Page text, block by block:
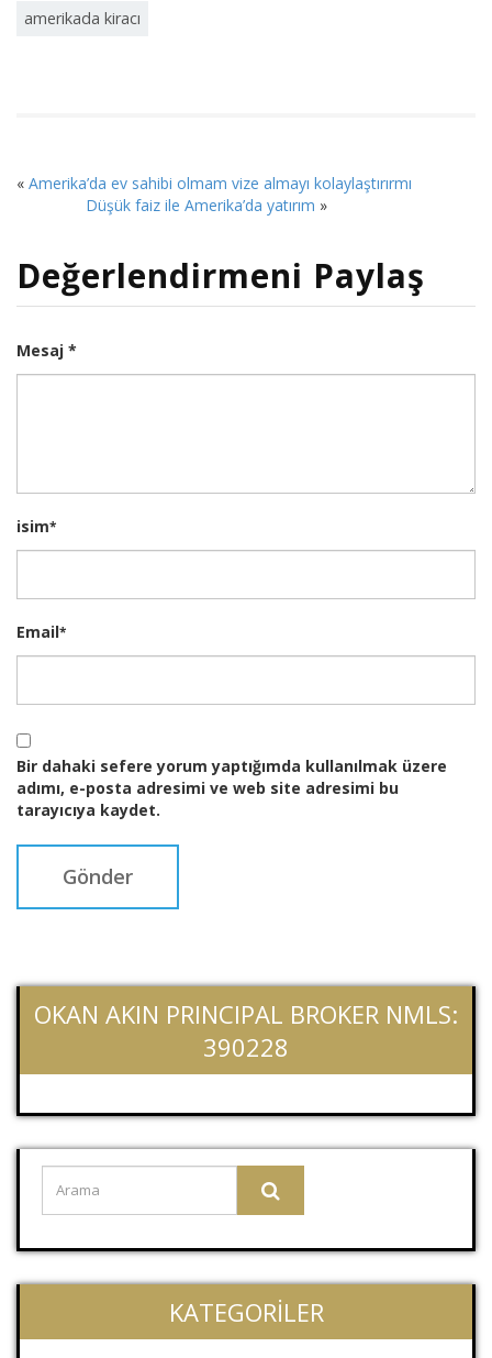
amerikada kiracı
« Amerika’da ev sahibi olmam vize almayı kolaylaştırırmı
Düşük faiz ile Amerika’da yatırım »
Değerlendirmeni Paylaş
Mesaj *
isim*
Email*
Bir dahaki sefere yorum yaptığımda kullanılmak üzere
adımı, e-posta adresimi ve web site adresimi bu
tarayıcıya kaydet.
OKAN AKIN PRINCIPAL BROKER NMLS:
390228
KATEGORILER